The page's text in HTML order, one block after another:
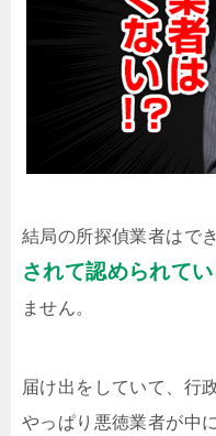
結局の所探偵業者はで
されて認められて
ません。
届け出をしていて、行
やっぱり悪徳業者が中